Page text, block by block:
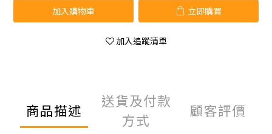
加入購物車 立即購買
加入追蹤清單
商品描述
送貨及付款
方式
顧客評價